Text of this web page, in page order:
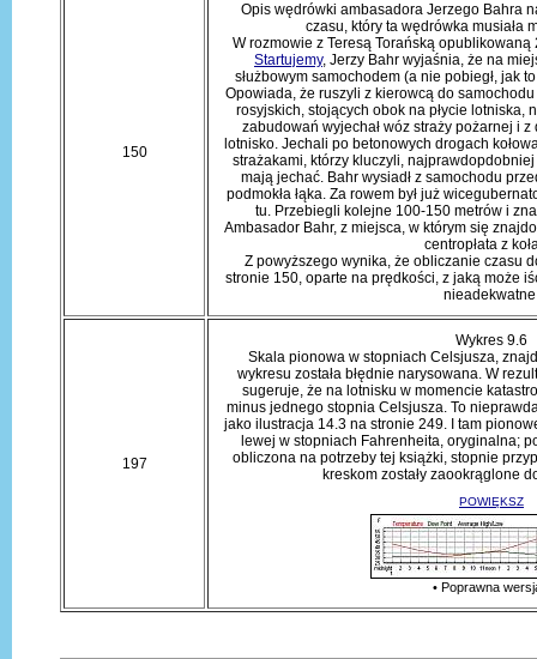
150
Opis wędrówki ambasadora Jerzego Bahra
czasu, który ta wędrówka musiała
W rozmowie z Teresą Torańską
Startujemy, Jerzy Bahr wyjaśnia, że na
służbowym samochodem (a nie pobiegł, jak
Opowiada, że ruszyli z kierowcą do
rosyjskich, stojących obok na płycie lotniska,
zabudowań wyjechał wóz straży pożarnej i
lotnisko. Jechali po betonowych drogach
strażakami, którzy kluczyli,
mają jechać. Bahr wysiadł z samochodu
podmokła łąka. Za rowem był już
tu. Przebiegli kolejne 100-150 metrów i
Ambasador Bahr, z miejsca, w którym się
centropłata z
Z powyższego wynika, że obliczanie czasu
stronie 150, oparte na prędkości, z jaką może
197
Wykres 9.6
Skala pionowa w stopniach Celsjusza,
wykresu została błędnie narysowana. W
sugeruje, że na lotnisku w momencie
minus jednego stopnia Celsjusza. To
jako ilustracja 14.3 na stronie 249. I tam
lewej w stopniach Fahrenheita, oryginalna;
obliczona na potrzeby tej książki, stopnie
kreskom zostały zaookrąglone
POWIĘKSZ
• Poprawna